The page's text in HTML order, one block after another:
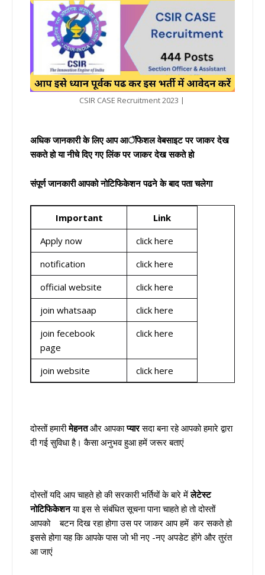
CSIR CASE Recruitment 2023 |
अधिक जानकारी के लिए आप आॅफिशल वेबसाइट पर जाकर देख
सकते हो या नीचे दिए गए लिंक पर जाकर देख सकते हो
संपूर्ण जानकारी आपको नोटिफिकेशन पढने के बाद पता चलेगा
Important
Link
Apply now
click here
notification
click here
official website
click here
join whatsaap
click here
join fecebook
page
click here
join website click here
दोस्तों हमारीमेहनतऔर आपकाप्यारसदा बना रहे आपको हमारे द्वारा
दी गई सुविधा है। कैसा अनुभव हुआ हमें जरूर बताएं
दोस्तों यदि आप चाहते हो की सरकारी भर्तियों के बारे मेंलेटेस्ट
नोटिफिकेशनया इस से संबंधित सूचना पाना चाहते हो तो दोस्तों
आपको बटन दिख रहा होगा उस पर जाकर आप हमें कर सकते हो
इससे होगा यह कि आपके पास जो भी नए -नए अपडेट होंगे और तुरंत
आ जाएं